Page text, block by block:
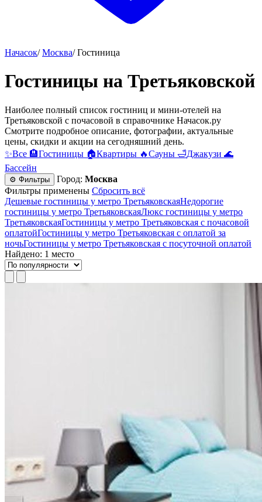
Начасок/ Москва/ Гостиница
Гостиницы на Третьяковской
Наиболее полный список гостиниц и мини-отелей на
Третьяковской c почасовой в справочнике Начасок.ру
Смотрите подробное описание, фотографии, актуальные
цены, скидки и акции на сегодняшний день.
✨Все 🏨Гостиницы 🏠Квартиры 🔥Сауны 🛁Джакузи 🌊
Бассейн
⚙ Фильтры Город: Москва
Фильтры применены Сбросить всё
Дешевые гостиницы у метро ТретьяковскаяНедорогие
гостиницы у метро ТретьяковскаяЛюкс гостиницы у метро
ТретьяковскаяГостиницы у метро Третьяковская c почасовой
оплатойГостиницы у метро Третьяковская с оплатой за
ночьГостиницы у метро Третьяковская c посуточной оплатой
Найдено: 1 место